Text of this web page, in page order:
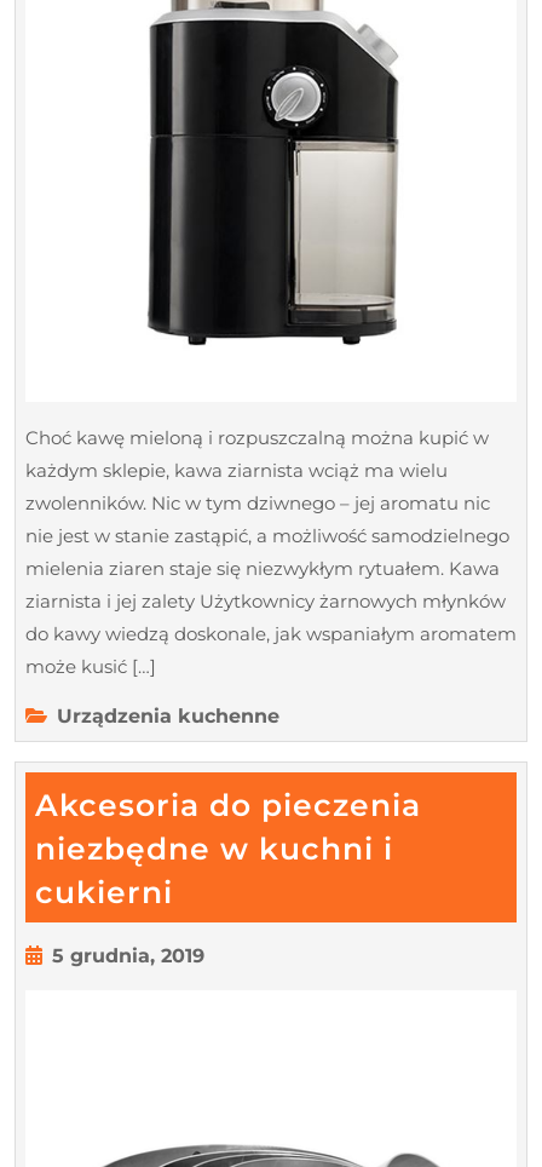
będzie
najlepszym
rozwiązaniem?
Choć kawę mieloną i rozpuszczalną można kupić w
każdym sklepie, kawa ziarnista wciąż ma wielu
zwolenników. Nic w tym dziwnego – jej aromatu nic
nie jest w stanie zastąpić, a możliwość samodzielnego
mielenia ziaren staje się niezwykłym rytuałem. Kawa
ziarnista i jej zalety Użytkownicy żarnowych młynków
do kawy wiedzą doskonale, jak wspaniałym aromatem
może kusić […]
Urządzenia kuchenne
Akcesoria do pieczenia
niezbędne w kuchni i
cukierni
do
pieczenia
cukierni
5 grudnia, 20195